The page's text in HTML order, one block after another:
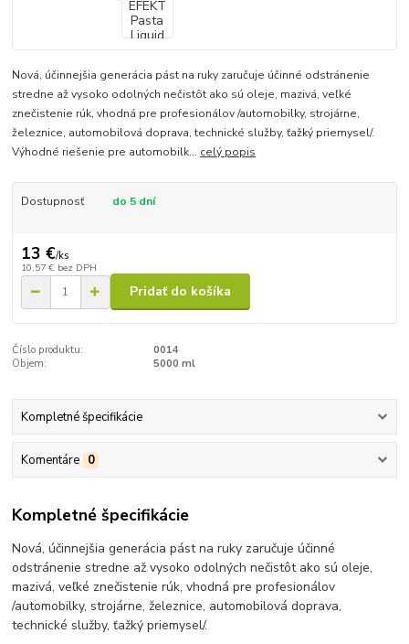
Nová, účinnejšia generácia pást na ruky zaručuje účinné odstránenie
stredne až vysoko odolných nečistôt ako sú oleje, mazivá, veľké
znečistenie rúk, vhodná pre profesionálov /automobilky, strojárne,
železnice, automobilová doprava, technické služby, ťažký priemysel/.
Výhodné riešenie pre automobilk... celý popis
Dostupnosť do 5 dní
13 €/ks
10,57 € bez DPH
Pridať do košíka
Číslo produktu:
0014
Objem:
5000 ml
Kompletné špecifikácie
Komentáre 0
Kompletné špecifikácie
Nová, účinnejšia generácia pást na ruky zaručuje účinné
odstránenie stredne až vysoko odolných nečistôt ako sú oleje,
mazivá, veľké znečistenie rúk, vhodná pre profesionálov
/automobilky, strojárne, železnice, automobilová doprava,
technické služby, ťažký priemysel/.